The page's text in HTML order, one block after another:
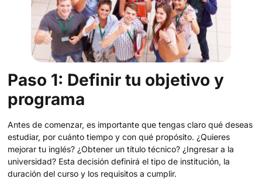
Paso 1: Definir tu objetivo y
programa
Antes de comenzar, es importante que tengas claro qué deseas
estudiar, por cuánto tiempo y con qué propósito. ¿Quieres
mejorar tu inglés? ¿Obtener un título técnico? ¿Ingresar a la
universidad? Esta decisión definirá el tipo de institución, la
duración del curso y los requisitos a cumplir.